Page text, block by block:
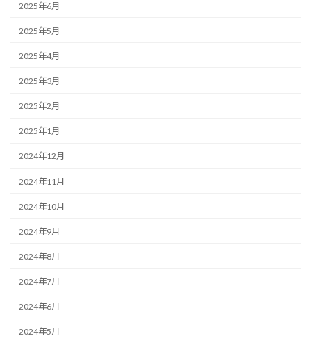
2025年6月
2025年5月
2025年4月
2025年3月
2025年2月
2025年1月
2024年12月
2024年11月
2024年10月
2024年9月
2024年8月
2024年7月
2024年6月
2024年5月